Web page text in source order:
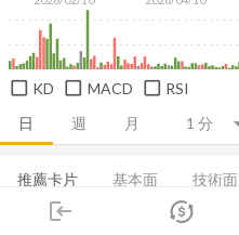
login
市場
日 週 月
KD MACD RSI
推薦卡片 基本面 技術面
集保分布 營收